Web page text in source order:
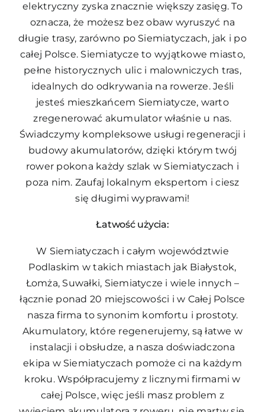
elektryczny zyska znacznie większy zasięg. To
oznacza, że możesz bez obaw wyruszyć na
długie trasy, zarówno po Siemiatyczach, jak i po
całej Polsce. Siemiatycze to wyjątkowe miasto,
pełne historycznych ulic i malowniczych tras,
idealnych do odkrywania na rowerze. Jeśli
jesteś mieszkańcem Siemiatycze, warto
zregenerować akumulator właśnie u nas.
Świadczymy kompleksowe usługi regeneracji i
budowy akumulatorów, dzięki którym twój
rower pokona każdy szlak w Siemiatyczach i
poza nim. Zaufaj lokalnym ekspertom i ciesz
się długimi wyprawami!
Łatwość użycia:
W Siemiatyczach i całym województwie
Podlaskim w takich miastach jak Białystok,
Łomża, Suwałki, Siemiatycze i wiele innych –
łącznie ponad 20 miejscowości i w Całej Polsce
nasza firma to synonim komfortu i prostoty.
Akumulatory, które regenerujemy, są łatwe w
instalacji i obsłudze, a nasza doświadczona
ekipa w Siemiatyczach pomoże ci na każdym
kroku. Współpracujemy z licznymi firmami w
całej Polsce, więc jeśli masz problem z